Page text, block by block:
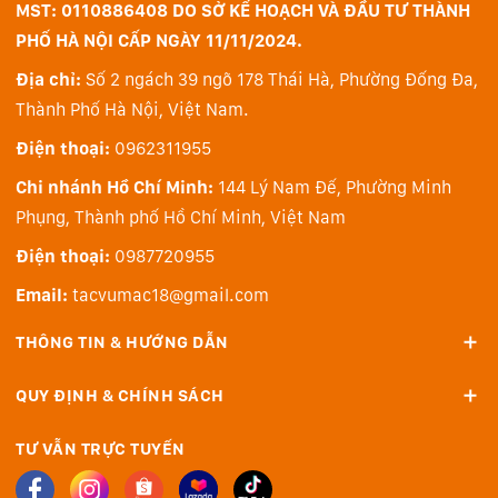
Cũng từ EOS R3 là hệ thống lấy nét tự động tiên tiến
Dual Pixel CMOS AF II trang bị 651 điểm AF tự động phủ
toàn vùng cảm biến, giúp lấy nét nhanh, nhạy và chuẩn
xác hơn. Hệ thống lấy nét theo pha này cũng tăng
khả năng nhận diện thông minh người, động vật và
thể và duy trì lấy nét rõ xuyên suốt các cú máy liên
tiếp. Giới hạn độ sáng thấp của Dual Pixel AF II cho
phép lấy nét đến mức -4 EV, lấy nét chuẩn kể cả khi
MST: 0110886408 DO SỞ KẾ HOẠCH VÀ ĐẦU TƯ THÀNH
PHỐ HÀ NỘI CẤP NGÀY 11/11/2024.
Địa chỉ: Số 2 ngách 39 ngõ 178 Thái Hà, Phường Đống Đa,
Thành Phố Hà Nội, Việt Nam.
Điện thoại: 0962311955
Chi nhánh Hồ Chí Minh: 144 Lý Nam Đế, Phường Minh
Phụng, Thành phố Hồ Chí Minh, Việt Nam
Điện thoại: 0987720955
Email: tacvumac18@gmail.com
THÔNG TIN & HƯỚNG DẪN
QUY ĐỊNH & CHÍNH SÁCH
TƯ VẪN TRỰC TUYẾN